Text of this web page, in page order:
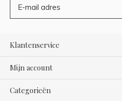
Klantenservice
Mijn account
Categorieën